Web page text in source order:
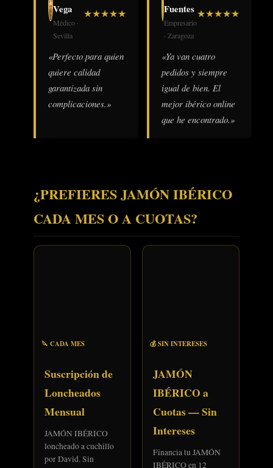
Vega
Médico ·
Sevilla
★★★★★
«Perfecto para quien
quiere calidad
garantizada sin
complicaciones.»
Fuentes
Empresario
· Zaragoza
★★★★★
«Ya van cuatro
pedidos y siempre
igual de bien. El
mejor ibérico online
que he encontrado.»
¿PREFIERES JAMÓN IBÉRICO
CADA MES O A CUOTAS?
🔪 CADA MES
Suscripción de
Loncheados
Mensual
JAMÓN IBÉRICO
loncheado a cuchillo
por David. Sin
💰 SIN INTERESES
JAMÓN
IBÉRICO a
Cuotas — Sin
Intereses
Financia tu JAMÓN
IBÉRICO en 12